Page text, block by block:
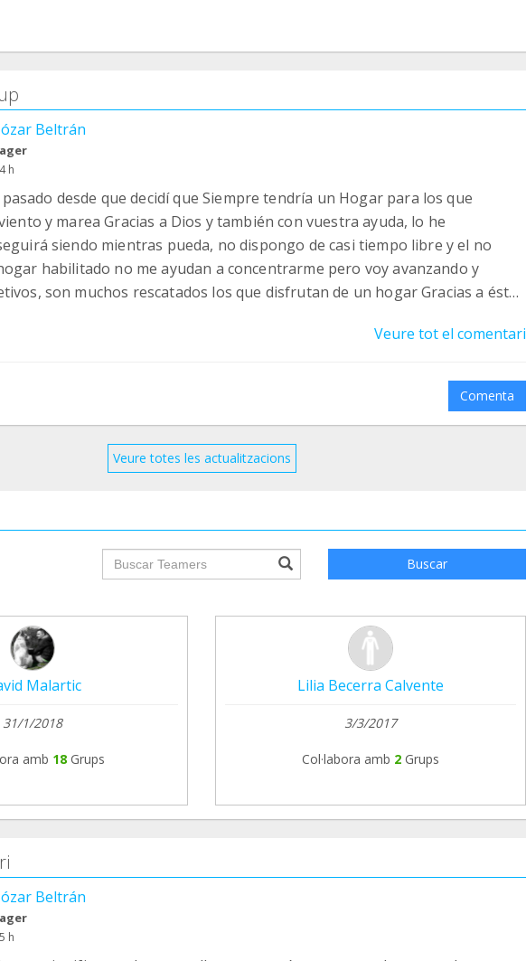
Beltrán
h
desde que decidí que Siempre tendría un Hogar para los que
y marea Gracias a Dios y también con vuestra ayuda, lo he
siendo mientras pueda, no dispongo de casi tiempo libre y el no
habilitado no me ayudan a concentrarme pero voy avanzando y
son muchos rescatados los que disfrutan de un hogar Gracias a ésta
he presentado por aquí, los que me conocen saben que siempre hay
ellos y algun rescatado que Gracias a la colaboración de tod@s encuentra
PELUDOS ❤️❤️❤️❤️
Veure tot el comentari
Comenta
Veure totes les actualitzacions
groupProfile.searchForm.search.text??? Buscar
Malartic
31/1/2018
amb 18 Grups
Lilia Becerra Calvente
3/3/2017
Col·labora amb 2 Grups
Beltrán
h